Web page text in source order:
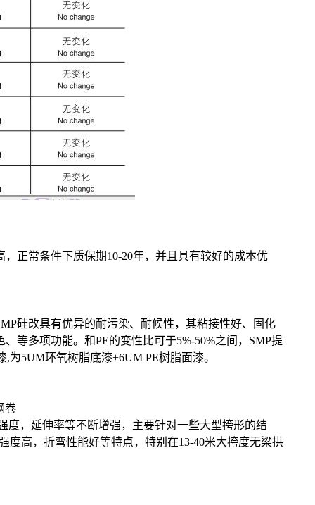
正常条件下质保期10-20年，并且具有较好的成本优
硅改具有优异的耐污染、耐候性，其粘接性好、固化
等多项功能。和PE的变性比可于5%-50%之间，SMP提
5UM环氧树脂底漆+6UM PE树脂面漆。
卷
度，延伸率等不断增强，主要针对一些大型挎形的结
度高，折弯性能好等特点，特别在13-40米大挎度无梁拱